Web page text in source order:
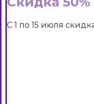
С 1 по 15 июля